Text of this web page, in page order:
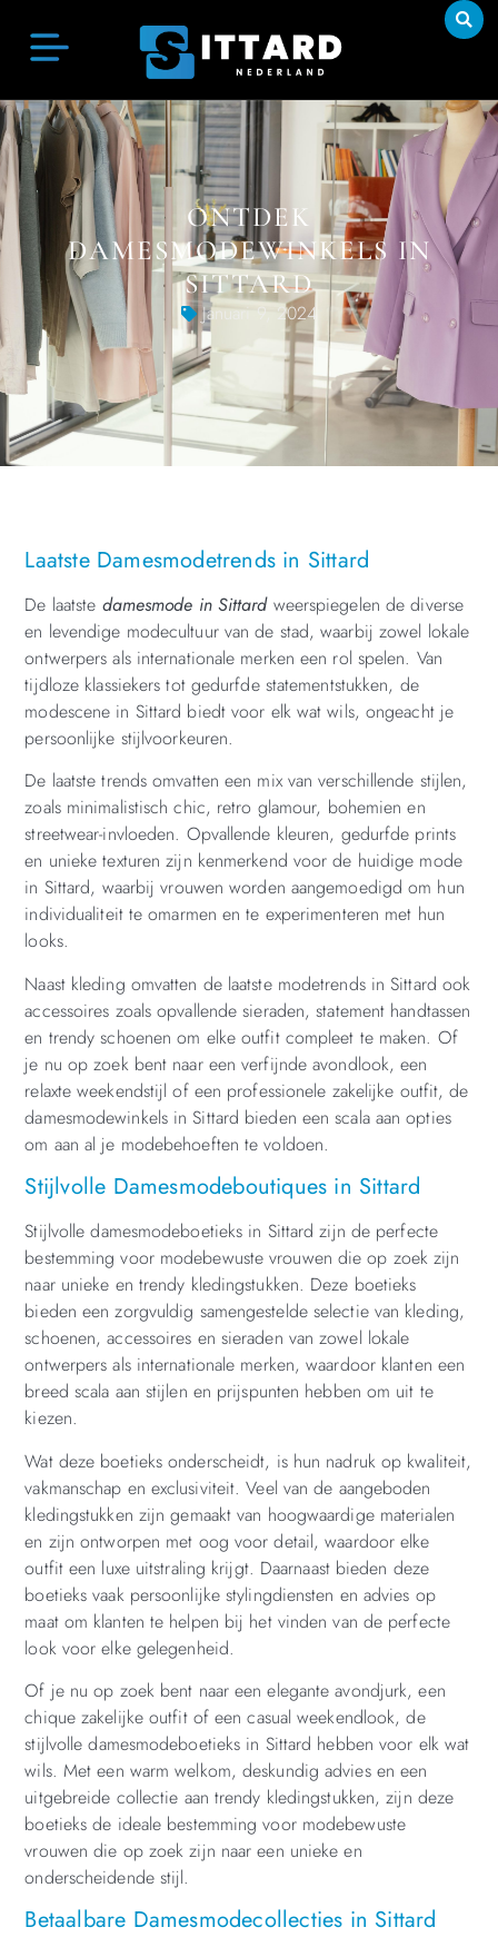
ONTDEK
DAMESMODEWINKELS IN
SITTARD
Januari 9, 2024
Laatste Damesmodetrends in Sittard
De laatste damesmode in Sittardweerspiegelen de diverse
en levendige modecultuur van de stad, waarbij zowel lokale
ontwerpers als internationale merken een rol spelen. Van
tijdloze klassiekers tot gedurfde statementstukken, de
modescene in Sittard biedt voor elk wat wils, ongeacht je
persoonlijke stijlvoorkeuren.
De laatste trends omvatten een mix van verschillende stijlen,
zoals minimalistisch chic, retro glamour, bohemien en
streetwear-invloeden. Opvallende kleuren, gedurfde prints
en unieke texturen zijn kenmerkend voor de huidige mode
in Sittard, waarbij vrouwen worden aangemoedigd om hun
individualiteit te omarmen en te experimenteren met hun
looks.
Naast kleding omvatten de laatste modetrends in Sittard ook
accessoires zoals opvallende sieraden, statement handtassen
en trendy schoenen om elke outfit compleet te maken. Of
je nu op zoek bent naar een verfijnde avondlook, een
relaxte weekendstijl of een professionele zakelijke outfit, de
damesmodewinkels in Sittard bieden een scala aan opties
om aan al je modebehoeften te voldoen.
Stijlvolle Damesmodeboutiques in Sittard
Stijlvolle damesmodeboetieks in Sittard zijn de perfecte
bestemming voor modebewuste vrouwen die op zoek zijn
naar unieke en trendy kledingstukken. Deze boetieks
bieden een zorgvuldig samengestelde selectie van kleding,
schoenen, accessoires en sieraden van zowel lokale
ontwerpers als internationale merken, waardoor klanten een
breed scala aan stijlen en prijspunten hebben om uit te
kiezen.
Wat deze boetieks onderscheidt, is hun nadruk op kwaliteit,
vakmanschap en exclusiviteit. Veel van de aangeboden
kledingstukken zijn gemaakt van hoogwaardige materialen
en zijn ontworpen met oog voor detail, waardoor elke
outfit een luxe uitstraling krijgt. Daarnaast bieden deze
boetieks vaak persoonlijke stylingdiensten en advies op
maat om klanten te helpen bij het vinden van de perfecte
look voor elke gelegenheid.
Of je nu op zoek bent naar een elegante avondjurk, een
chique zakelijke outfit of een casual weekendlook, de
stijlvolle damesmodeboetieks in Sittard hebben voor elk wat
wils. Met een warm welkom, deskundig advies en een
uitgebreide collectie aan trendy kledingstukken, zijn deze
boetieks de ideale bestemming voor modebewuste
vrouwen die op zoek zijn naar een unieke en
onderscheidende stijl.
Betaalbare Damesmodecollecties in Sittard